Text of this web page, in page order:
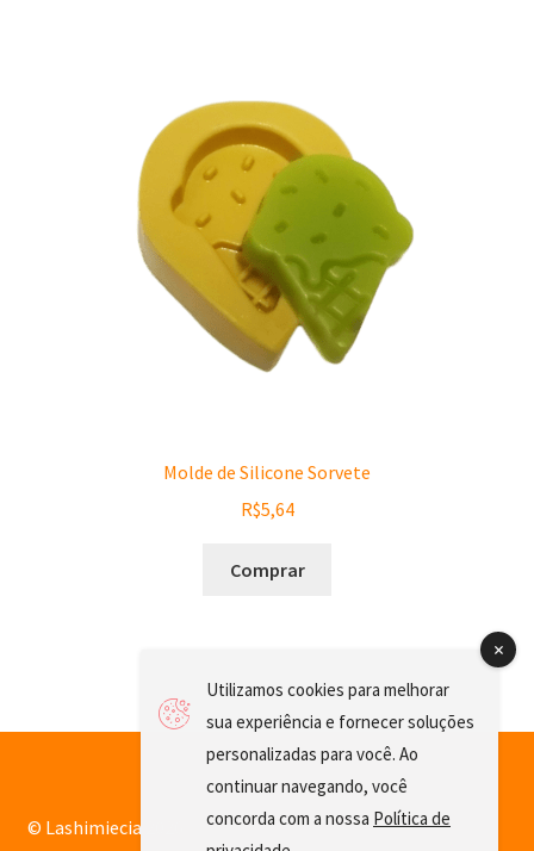
Molde de Silicone Sorvete
R$5,64
Comprar
© Lashimiecia 2026
Utilizamos cookies para melhorar
sua experiência e fornecer soluções
personalizadas para você. Ao
continuar navegando, você
concorda com a nossa Política de